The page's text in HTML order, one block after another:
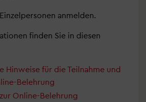
anmelden.
finden Sie in diesen
Hinweise für die Teilnahme und
Belehrung
Online-Belehrung